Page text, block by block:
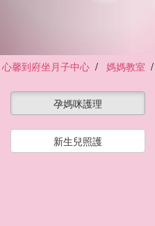
心馨到府坐月子中心 媽媽教室
孕媽咪護理
新生兒照護